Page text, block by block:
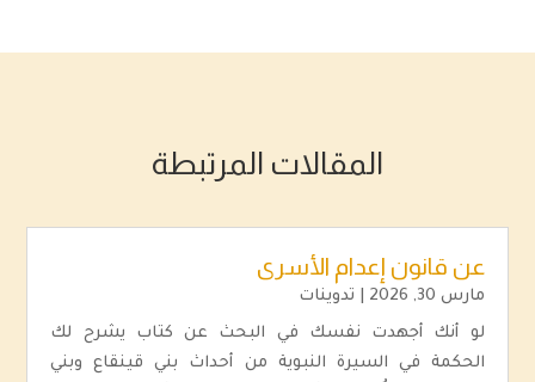
المقالات المرتبطة
عن قانون إعدام الأسرى
مارس 30, 2026 تدوينات
لو أنك أجهدت نفسك في البحث عن كتاب يشرح لك
الحكمة في السيرة النبوية من أحداث بني قينقاع وبني